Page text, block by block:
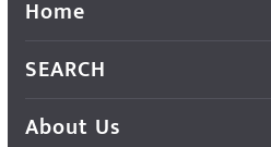
Home
SEARCH
About Us